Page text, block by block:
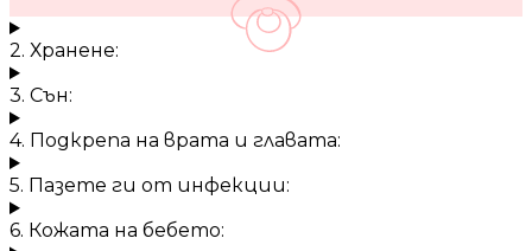
2. Хранене:
3. Сън:
4. Подкрепа на врата и главата:
5. Пазете ги от инфекции:
6. Кожата на бебето: